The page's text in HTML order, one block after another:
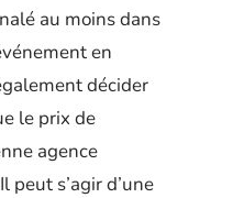
au moins dans
en
décider
le prix de
agence
peut s’agir d’une